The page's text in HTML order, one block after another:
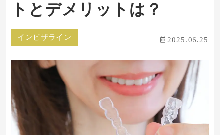
トとデメリットは？
インビザライン 2025.06.25